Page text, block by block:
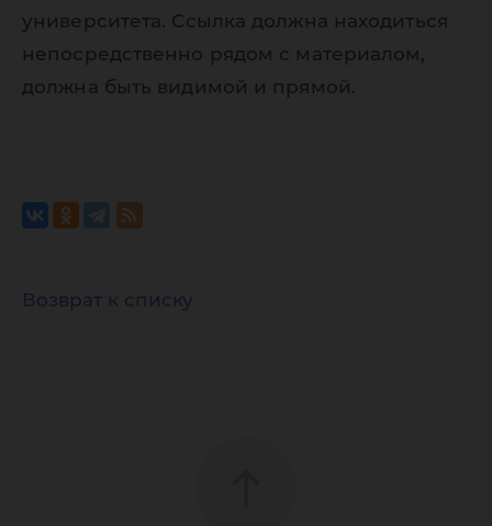
университета. Ссылка должна находиться
непосредственно рядом с материалом,
должна быть видимой и прямой.
Возврат к списку